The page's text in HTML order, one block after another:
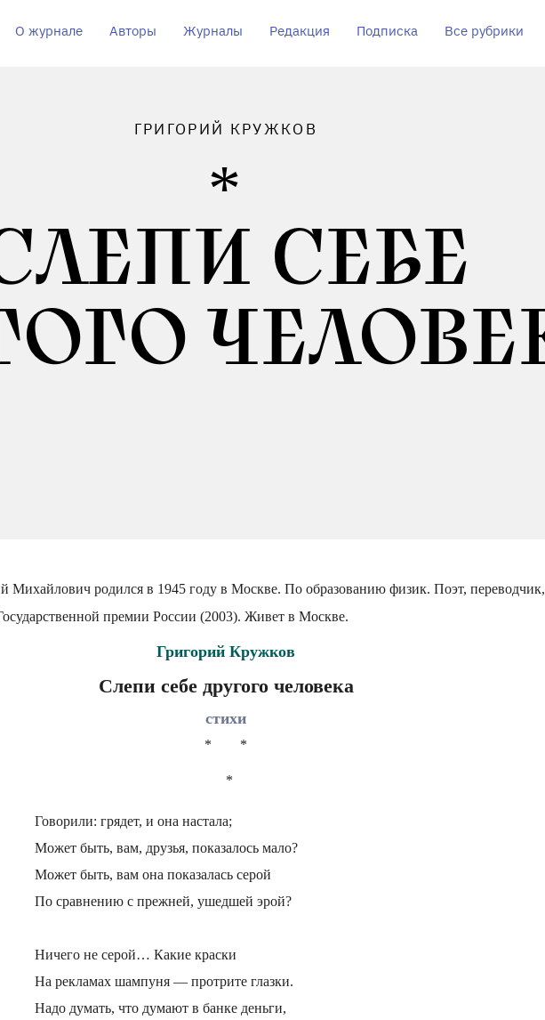
О журнале Авторы Журналы Редакция Подписка Все рубрики
ГРИГОРИЙ КРУЖКОВ
СЕБЕ
Михайлович родился в 1945 году в Москве. По образованию физик. Поэт, переводчик,
премии России (2003). Живет в Москве.
Григорий Кружков
Слепи себе другого человека
стихи
* *
*
Говорили: грядет, и она настала;
Может быть, вам, друзья, показалось мало?
Может быть, вам она показалась серой
По сравнению с прежней, ушедшей эрой?
Ничего не серой… Какие краски
На рекламах шампуня — протрите глазки.
Надо думать, что думают в банке деньги,